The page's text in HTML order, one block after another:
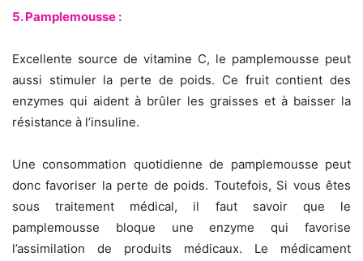
5. Pamplemousse :
Excellente source de vitamine C, le pamplemousse peut
aussi stimuler la perte de poids. Ce fruit contient des
enzymes qui aident à brûler les graisses et à baisser la
résistance à l’insuline.
Une consommation quotidienne de pamplemousse peut
donc favoriser la perte de poids. Toutefois, Si vous êtes
sous traitement médical, il faut savoir que le
pamplemousse bloque une enzyme qui favorise
l’assimilation de produits médicaux. Le médicament